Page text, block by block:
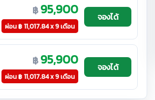
฿95,900
ผ่อน฿ 11,017.84 x 9 เดือน
จองได้
฿95,900
ผ่อน฿ 11,017.84 x 9 เดือน
จองได้